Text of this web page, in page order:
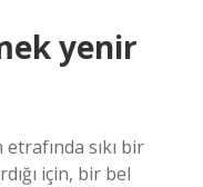
yenir
sıkı bir
için, bir bel